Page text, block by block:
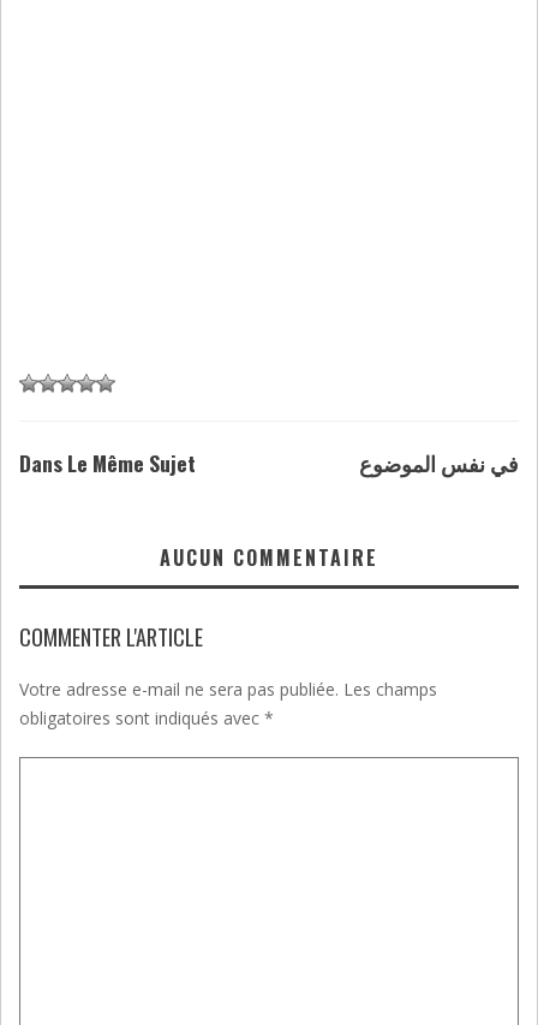
Dans Le Même Sujet في نفس الموضوع
AUCUN COMMENTAIRE
COMMENTER L'ARTICLE
Votre adresse e-mail ne sera pas publiée. Les champs
obligatoires sont indiqués avec *